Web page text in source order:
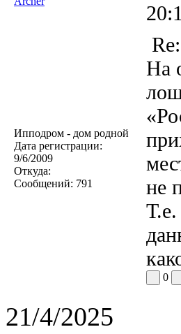
Ипподром - дом родной
Дата регистрации:
9/6/2009
Откуда:
Сообщений: 791
На
не
0
21/4/2025